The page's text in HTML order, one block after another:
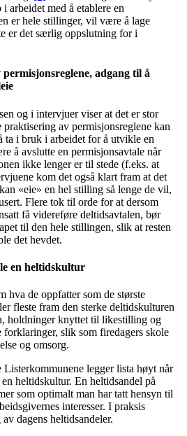
arbeidet med å etablere en
er hele stillinger, vil være å lage
er det særlig oppslutning for i
adgang til å
og i intervjuer viser at det er stor
av permisjonsreglene kan
i bruk i arbeidet for å utvikle en
å avslutte en permisjonsavtale når
ikke lenger er til stede (f.eks. at
kom det også klart fram at det
«eie» en hel stilling så lenge de vil,
Flere tok til orde for at dersom
få videreføre deltidsavtalen, bør
til den hele stillingen, slik at resten
det hevdet.
en heltidskultur
hva de oppfatter som de største
fleste fram den sterke deltidskulturen
holdninger knyttet til likestilling og
slik som firedagers skole
og omsorg.
legger lista høyt når
heltidskultur. En heltidsandel på
som optimalt man har tatt hensyn til
interesser. I praksis
dagens heltidsandeler.